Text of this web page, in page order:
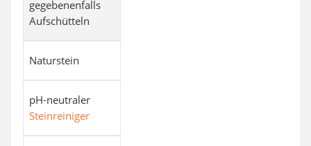
gegebenenfalls
Aufschütteln
Naturstein
pH-neutraler
Steinreiniger